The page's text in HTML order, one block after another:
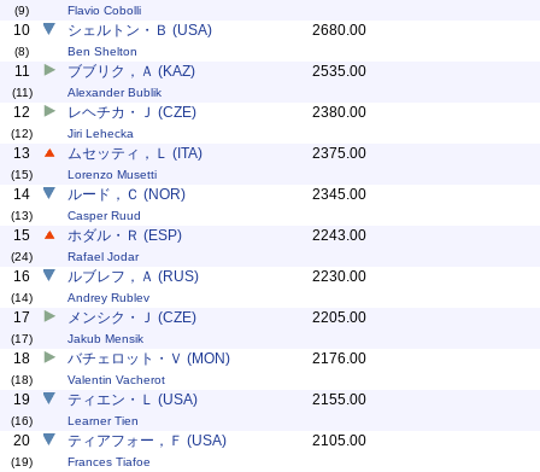
(9) Flavio Cobolli
10
(8)
シェルトン・Ｂ (USA)
Ben Shelton
2680.00
11
(11)
ブブリク，Ａ (KAZ)
Alexander Bublik
2535.00
12
(12)
レヘチカ・Ｊ (CZE)
Jiri Lehecka
2380.00
13
(15)
ムセッティ，Ｌ (ITA)
Lorenzo Musetti
2375.00
14
(13)
ルード，Ｃ (NOR)
Casper Ruud
2345.00
15
(24)
ホダル・Ｒ (ESP)
Rafael Jodar
2243.00
16
(14)
ルブレフ，Ａ (RUS)
Andrey Rublev
2230.00
17
(17)
メンシク・Ｊ (CZE)
Jakub Mensik
2205.00
18
(18)
バチェロット・Ｖ (MON)
Valentin Vacherot
2176.00
19
(16)
ティエン・Ｌ (USA)
Learner Tien
2155.00
20
(19)
ティアフォー，Ｆ (USA)
Frances Tiafoe
2105.00